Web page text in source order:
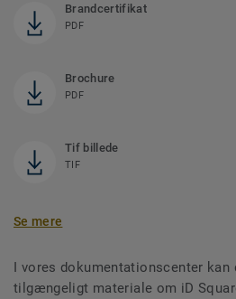
Brandcertifikat
PDF
Brochure
PDF
Tif billede
TIF
Se mere
I vores dokumentationscenter
tilgængeligt materiale om iD